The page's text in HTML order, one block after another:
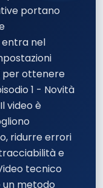
portano
entra nel
per ottenere
1 - Novità
video è
ridurre errori
e
tecnico
metodo